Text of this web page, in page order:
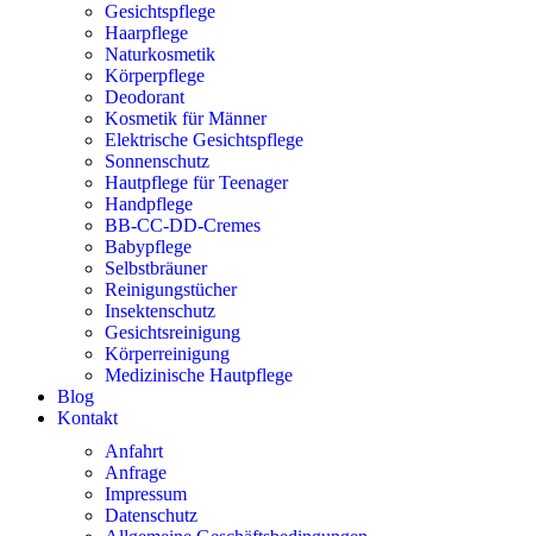
Gesichtspflege
Haarpflege
Naturkosmetik
Körperpflege
Deodorant
Kosmetik für Männer
Elektrische Gesichtspflege
Sonnenschutz
Hautpflege für Teenager
Handpflege
BB-CC-DD-Cremes
Babypflege
Selbstbräuner
Reinigungstücher
Insektenschutz
Gesichtsreinigung
Körperreinigung
Medizinische Hautpflege
Blog
Kontakt
Anfahrt
Anfrage
Impressum
Datenschutz